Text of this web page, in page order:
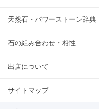
天然石・パワーストーン辞典
石の組み合わせ・相性
出店について
サイトマップ